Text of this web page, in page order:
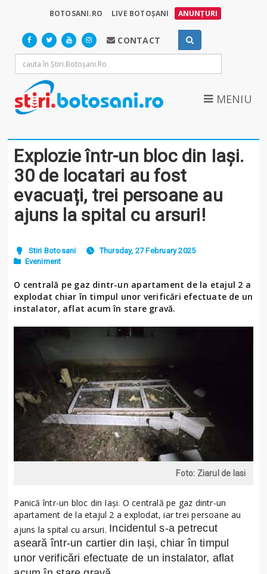
BOTOSANI.RO LIVE BOTOȘANI ANUNȚURI
CONTACT
MENIU
Explozie într-un bloc din Iași.
30 de locatari au fost
evacuați, trei persoane au
ajuns la spital cu arsuri!
Stiri Botosani
Thursday, 27 February 2025
Eveniment
O centrală pe gaz dintr-un apartament de la etajul 2 a
explodat chiar în timpul unor verificări efectuate de un
instalator, aflat acum în stare gravă.
Foto: Ziarul de Iasi
Panică într-un bloc din Iași. O centrală pe gaz dintr-un
apartament de la etajul 2 a explodat, iar trei persoane au
ajuns la spital cu arsuri. Incidentul s-a petrecut
aseară într-un cartier din Iași, chiar în timpul
unor verificări efectuate de un instalator, aflat